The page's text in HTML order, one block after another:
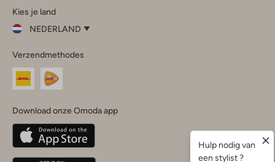
InstagramFacebook
Kies je land
NEDERLAND
je
land
Nederland
Belgique(Français)
Deutschland
Verzendmethodes
Download onze Omoda app